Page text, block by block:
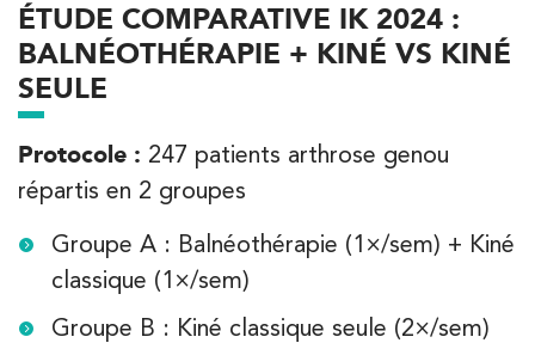
ÉTUDE COMPARATIVE IK 2024 :
BALNÉOTHÉRAPIE + KINÉ VS KINÉ
SEULE
Protocole : 247 patients arthrose genou
répartis en 2 groupes
Groupe A : Balnéothérapie (1×/sem) + Kiné
classique (1×/sem)
Groupe B : Kiné classique seule (2×/sem)